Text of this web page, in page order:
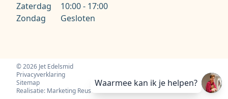
Zaterdag
10:00 - 17:00
Zondag
Gesloten
© 2026 Jet Edelsmid
Privacyverklaring
Sitemap
Realisatie: Marketing Reus
Waarmee kan ik je helpen?